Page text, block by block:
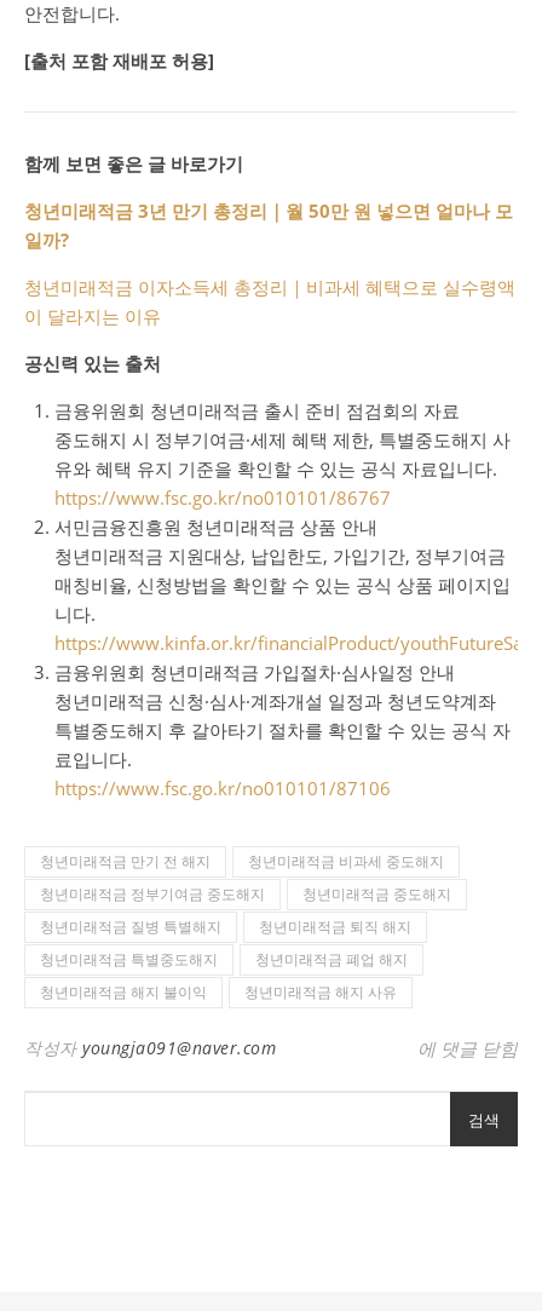
안전합니다.
[출처 포함 재배포 허용]
함께 보면 좋은 글 바로가기
청년미래적금 3년 만기 총정리｜월 50만 원 넣으면 얼마나 모
일까?
청년미래적금 이자소득세 총정리｜비과세 혜택으로 실수령액
이 달라지는 이유
공신력 있는 출처
금융위원회 청년미래적금 출시 준비 점검회의 자료
중도해지 시 정부기여금·세제 혜택 제한, 특별중도해지 사
유와 혜택 유지 기준을 확인할 수 있는 공식 자료입니다.
https://www.fsc.go.kr/no010101/86767
서민금융진흥원 청년미래적금 상품 안내
청년미래적금 지원대상, 납입한도, 가입기간, 정부기여금
매칭비율, 신청방법을 확인할 수 있는 공식 상품 페이지입
니다.
https://www.kinfa.or.kr/financialProduct/
금융위원회 청년미래적금 가입절차·심사일정 안내
청년미래적금 신청·심사·계좌개설 일정과 청년도약계좌
특별중도해지 후 갈아타기 절차를 확인할 수 있는 공식 자
료입니다.
https://www.fsc.go.kr/no010101/87106
청년미래적금 만기 전 해지
청년미래적금 비과세 중도해지
청년미래적금 정부기여금 중도해지
청년미래적금 중도해지
청년미래적금 질병 특별해지
청년미래적금 퇴직 해지
청년미래적금 특별중도해지
청년미래적금 폐업 해지
청년미래적금 해지 불이익
청년미래적금 해지 사유
작성자 youngja091@naver.com 청년미래적금
에 댓글 닫힘
검색